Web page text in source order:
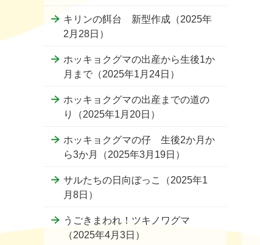
キリンの餌台 新型作成（2025年
2月28日）
ホッキョクグマの出産から生後1か
月まで（2025年1月24日）
ホッキョクグマの出産までの道の
り（2025年1月20日）
ホッキョクグマの仔 生後2か月か
ら3か月（2025年3月19日）
サルたちの日向ぼっこ（2025年1
月8日）
うごきまわれ！ツキノワグマ
（2025年4月3日）